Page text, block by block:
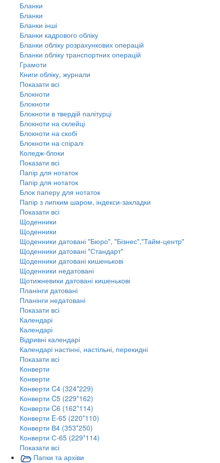
Бланки
Бланки
Бланки інші
Бланки кадрового обліку
Бланки обліку розрахункових операцій
Бланки обліку транспортних операцій
Грамоти
Книги обліку, журнали
Показати всі
Блокноти
Блокноти
Блокноти в твердій палітурці
Блокноти на склейці
Блокноти на скобі
Блокноти на спіралі
Коледж-блоки
Показати всі
Папір для нотаток
Папір для нотаток
Блок паперу для нотаток
Папір з липким шаром, індекси-закладки
Показати всі
Щоденники
Щоденники
Щоденники датовані "Бюро", "Бізнес","Тайм-центр"
Щоденники датовані "Стандарт"
Щоденники датовані кишенькові
Щоденники недатовані
Щотижневики датовані кишенькові
Планінги датовані
Планінги недатовані
Показати всі
Календарі
Календарі
Відривні календарі
Календарі настінні, настільні, перекидні
Показати всі
Конверти
Конверти
Конверти C4 (324*229)
Конверти C5 (229*162)
Конверти C6 (162*114)
Конверти E-65 (220*110)
Конверти В4 (353*250)
Конверти С-65 (229*114)
Показати всі
Папки та архіви